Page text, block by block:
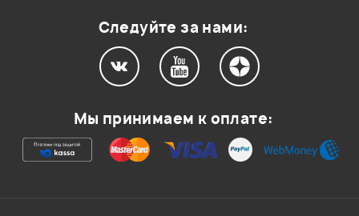
Ваша оценка:
Следуйте за нами:
Мы принимаем к оплате: